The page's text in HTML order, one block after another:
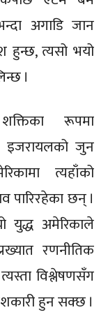
अगाडि जान
हुन्छ, त्यसो भयो
।
रूपमा
इजरायलको जुन
त्यहाँको
पारिरहेका छन् ।
युद्ध अमेरिकाले
रणनीतिक
विश्लेषणसँग
हुन सक्छ ।